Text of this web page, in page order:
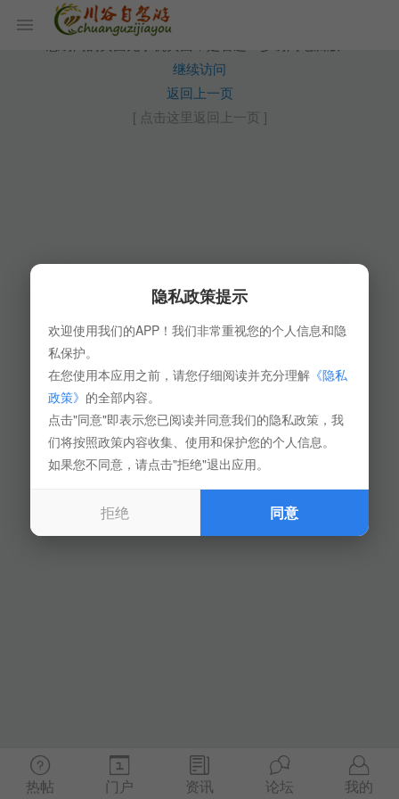
继续访问
返回上一页
[ 点击这里返回上一页 ]
热帖 门户 资讯 论坛 我的
隐私政策提示
欢迎使用我们的APP！我们非常重视您的个人信息和隐
私保护。
在您使用本应用之前，请您仔细阅读并充分理解《隐私
政策》 的全部内容。
点击"同意"即表示您已阅读并同意我们的隐私政策，我
们将按照政策内容收集、使用和保护您的个人信息。
如果您不同意，请点击"拒绝"退出应用。
拒绝 同意